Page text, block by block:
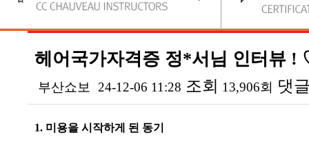
헤어국가자격증 정*서님 인터뷰 !
부산쇼보 24-12-06 11:28 조회 13,906회 댓
1. 미용을 시작하게 된 동기